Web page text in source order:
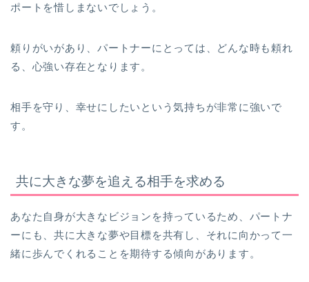
ポートを惜しまないでしょう。
頼りがいがあり、パートナーにとっては、どんな時も頼れ
る、心強い存在となります。
相手を守り、幸せにしたいという気持ちが非常に強いで
す。
共に大きな夢を追える相手を求める
あなた自身が大きなビジョンを持っているため、パートナ
ーにも、共に大きな夢や目標を共有し、それに向かって一
緒に歩んでくれることを期待する傾向があります。